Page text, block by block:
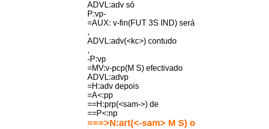
ADVL:adv só
P:vp-
=AUX: v-fin(FUT 3S IND) será
,
ADVL:adv(<kc>) contudo
,
-P:vp
=MV:v-pcp(M S) efectivado
ADVL:advp
=H:adv depois
=A<:pp
==H:prp(<sam->) de
==P<:np
===>N:art(<-sam> M S) o